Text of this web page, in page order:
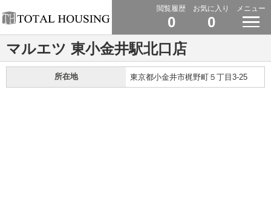
閲覧履歴
0
お気に入り
0
メニュー
マルエツ 東小金井駅北口店
所在地 東京都小金井市梶野町５丁目3-25